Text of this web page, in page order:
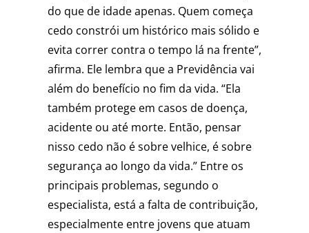
do que de idade apenas. Quem começa
cedo constrói um histórico mais sólido e
evita correr contra o tempo lá na frente”,
afirma. Ele lembra que a Previdência vai
além do benefício no fim da vida. “Ela
também protege em casos de doença,
acidente ou até morte. Então, pensar
nisso cedo não é sobre velhice, é sobre
segurança ao longo da vida.” Entre os
principais problemas, segundo o
especialista, está a falta de contribuição,
especialmente entre jovens que atuam